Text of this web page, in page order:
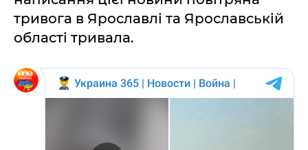
тривога в Ярославлі та Ярославській
області тривала.